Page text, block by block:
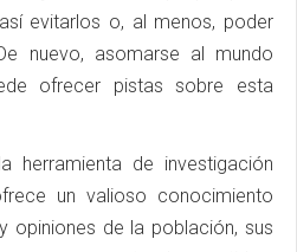
evitarlos o, al menos, poder
nuevo, asomarse al mundo
ofrecer pistas sobre esta
herramienta de investigación
un valioso conocimiento
opiniones de la población, sus